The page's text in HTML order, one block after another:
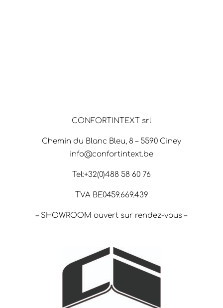
CONFORTINTEXT srl
Chemin du Blanc Bleu, 8 – 5590 Ciney
info@confortintext.be
Tel:+32(0)488 58 60 76
TVA BE0459.669.439
– SHOWROOM ouvert sur rendez-vous –